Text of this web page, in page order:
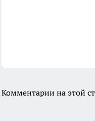
Комментарии на этой